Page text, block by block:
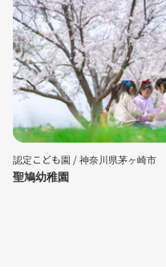
認定こども園 /神奈川県茅ヶ崎市
聖鳩幼稚園